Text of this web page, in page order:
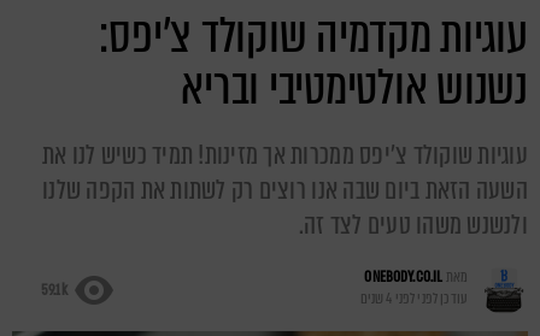
עוגיות מקדמיה שוקולד צ’יפס:
נשנוש אולטימטיבי ובריא
עוגיות שוקולד צ'יפס ממכרות אך מזינות! תמיד כשיש לנו את
השעה הזאת ביום שבה אנו רוצים רק לשתות את הקפה שלנו
ולנשנש משהו טעים לצד זה.
מאתONEBODY.CO.IL
עודכן לפנילפני 4 שנים 59.1k